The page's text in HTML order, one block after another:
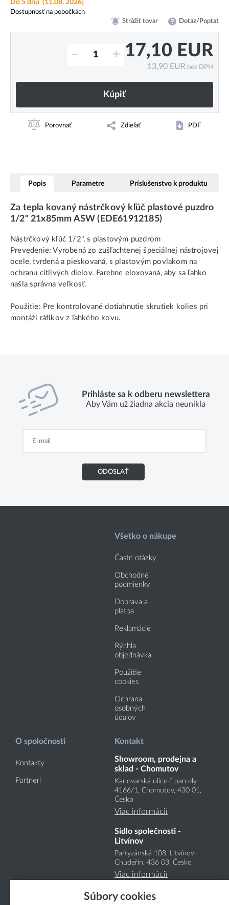
Do 5 dnů (11.08. 2026)
Dostupnosť na pobočkách
Strážiť tovar Dotaz/Poptat
– + 17,10 EUR
13,90 EUR bez DPH
Kúpiť
Porovnať Zdieľať PDF
Popis Parametre Príslušenstvo k produktu
Za tepla kovaný nástrčkový kľúč plastové puzdro
1/2" 21x85mm ASW (EDE61912185)
Nástrčkový kľúč 1/2", s plastovým puzdrom
Prevedenie: Vyrobená zo zušľachtenej špeciálnej nástrojovej
ocele, tvrdená a pieskovaná, s plastovým povlakom na
ochranu citlivých dielov. Farebne eloxovaná, aby sa ľahko
našla správna veľkosť.
Použitie: Pre kontrolované dotiahnutie skrutiek kolies pri
montáži ráfikov z ľahkého kovu.
Prihláste sa k odberu newslettera
Aby Vám už žiadna akcia neunikla
ODOSLAŤ
Všetko o nákupe
Časté otázky
Obchodné
podmienky
Doprava a
platba
Reklamácie
Rýchla
objednávka
Použitie
cookies
Ochrana
osobných
údajov
O spoločnosti
Kontakty
Partneri
Kontakt
Showroom, prodejna a
sklad - Chomutov
Karlovarská ulice č.parcely
4166/1, Chomutov, 430 01,
Česko
Viac informácií
Sídlo společnosti -
Litvínov
Partyzánská 108, Litvínov-
Chudeřín, 436 03, Česko
Viac informácií
Súbory cookies